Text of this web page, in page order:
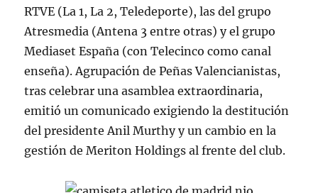
RTVE (La 1, La 2, Teledeporte), las del grupo
Atresmedia (Antena 3 entre otras) y el grupo
Mediaset España (con Telecinco como canal
enseña). Agrupación de Peñas Valencianistas,
tras celebrar una asamblea extraordinaria,
emitió un comunicado exigiendo la destitución
del presidente Anil Murthy y un cambio en la
gestión de Meriton Holdings al frente del club.